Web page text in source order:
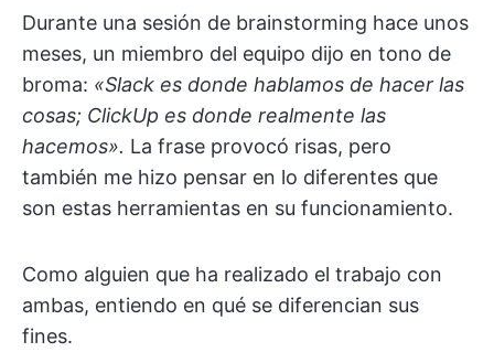
Durante una sesión de brainstorming hace unos
meses, un miembro del equipo dijo en tono de
broma: «Slack es donde hablamos de hacer las
cosas; ClickUp es donde realmente las
hacemos». La frase provocó risas, pero
también me hizo pensar en lo diferentes que
son estas herramientas en su funcionamiento.
Como alguien que ha realizado el trabajo con
ambas, entiendo en qué se diferencian sus
fines.